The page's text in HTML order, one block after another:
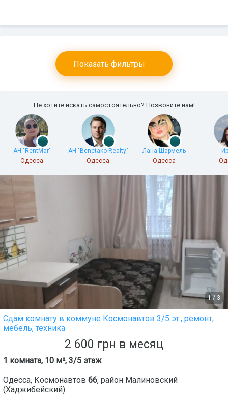
Показать фильтры
Не хотите искать самостоятельно? Позвоните нам!
АН "RentMar"
Одесса
АН "Benetako Realty"
Одесса
Лана Шармель
Одесса
---
1/ 3
Сдам комнату в коммуне Космонавтов 3/5 эт., ремонт,
мебель, техника
2 600 грн в месяц
1 комната, 10 м², 3/5 этаж
Одесса, Космонавтов 66, район Малиновский
(Хаджибейский)